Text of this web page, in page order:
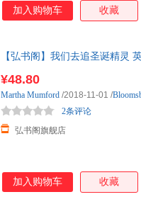
加入购物车 收藏
【弘书阁】我们去追圣诞精灵
¥48.80
弘书阁旗舰店
2条评论
Martha Mumford /2018-11-01 /
加入购物车 收藏